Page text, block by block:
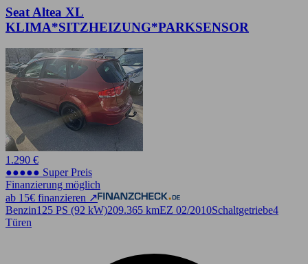
Seat Altea XL
KLIMA*SITZHEIZUNG*PARKSENSOR
1.290 €
●●●●● Super Preis
Finanzierung möglich
ab 15€ finanzieren ↗
Benzin125 PS (92 kW)209.365 kmEZ 02/2010Schaltgetriebe4
Türen